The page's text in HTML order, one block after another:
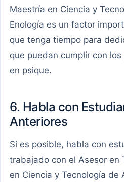
Maestría en Ciencia y
Enología es un factor
que tenga tiempo para
que puedan cumplir con
en psique.
6. Habla con
Anteriores
Si es posible, habla con
trabajado con el Asesor en
en Ciencia y Tecnología de